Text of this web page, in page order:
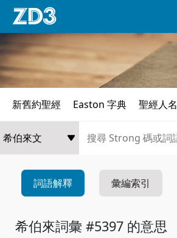
新舊約聖經 Easton 字典 聖經人名
詞語解釋 彙編索引
希伯來詞彙 #5397 的意思